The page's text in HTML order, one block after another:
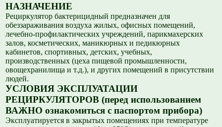
НАЗНАЧЕНИЕ
Рециркулятор бактерицидный предназначен для
обеззараживания воздуха жилых, офисных помещений,
лечебно-профилактических учреждений, парикмахерских
залов, косметических, маникюрных и педикюрных
кабинетов, спортивных, детских, учебных,
производственных (цеха пищевой промышленности,
овощехранилища и т.д.), и других помещений в присутствии
людей.
УСЛОВИЯ ЭКСПЛУАТАЦИИ
РЕЦИРКУЛЯТОРОВ (перед использованием
ВАЖНО ознакомиться с паспортом прибора)
Эксплуатируется в закрытых помещениях при температуре